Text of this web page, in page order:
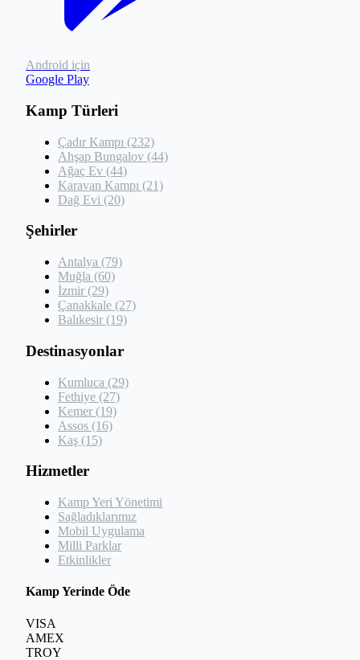
Android için
Google Play
Kamp Türleri
Çadır Kampı (232)
Ahşap Bungalov (44)
Ağaç Ev (44)
Karavan Kampı (21)
Dağ Evi (20)
Şehirler
Antalya (79)
Muğla (60)
İzmir (29)
Çanakkale (27)
Balıkesir (19)
Destinasyonlar
Kumluca (29)
Fethiye (27)
Kemer (19)
Assos (16)
Kaş (15)
Hizmetler
Kamp Yeri Yönetimi
Sağladıklarımız
Mobil Uygulama
Milli Parklar
Etkinlikler
Kamp Yerinde Öde
VISA
AMEX
TROY